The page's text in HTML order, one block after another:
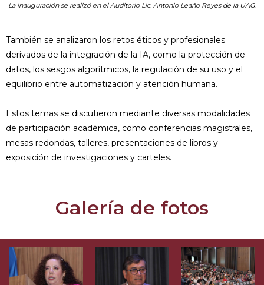
La inauguración se realizó en el Auditorio Lic. Antonio Leaño Reyes de la UAG.
También se analizaron los retos éticos y profesionales
derivados de la integración de la IA, como la protección de
datos, los sesgos algorítmicos, la regulación de su uso y el
equilibrio entre automatización y atención humana.
Estos temas se discutieron mediante diversas modalidades
de participación académica, como conferencias magistrales,
mesas redondas, talleres, presentaciones de libros y
exposición de investigaciones y carteles.
Galería de fotos